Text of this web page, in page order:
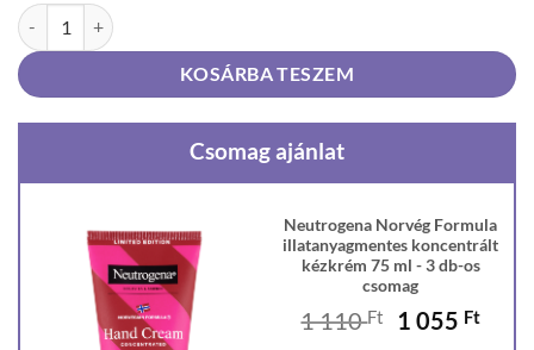
Neutrogena Norvég Formula illatanyagmentes koncentrált kézkrém
KOSÁRBA TESZEM
Csomag ajánlat
Neutrogena Norvég Formula
illatanyagmentes koncentrált
kézkrém 75 ml - 3 db-os
csomag
1 110Ft
Original
1 055 Ft